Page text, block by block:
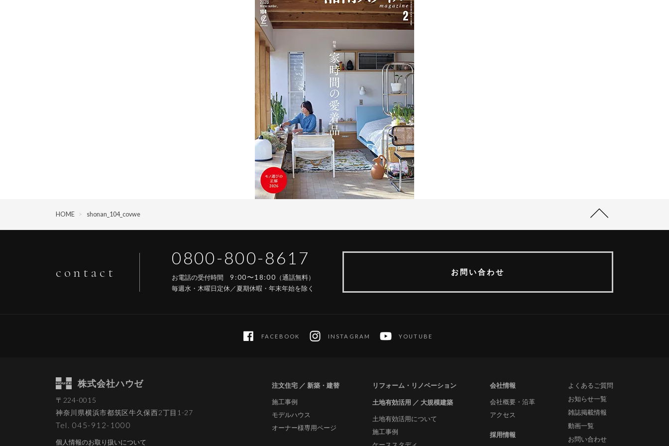
HOME > shonan_104_covwe
contact
0800-800-8617
お電話の受付時間9:00〜18:00 （通話無料）
毎週水・木曜日定休／夏期休暇・年末年始を除く
お問い合わせ
FACEBOOK INSTAGRAM YOUTUBE
株式会社ハウゼ
〒224-0015
神奈川県横浜市都筑区牛久保西2丁目1-27
Tel. 045-912-1000
個人情報のお取り扱いについて
注文住宅 ／ 新築・建替
施工事例
モデルハウス
オーナー様専用ページ
リフォーム・リノベーション
土地有効活用 ／ 大規模建築
土地有効活用について
施工事例
会社情報
会社概要・沿革
アクセス
採用情報
よくあるご質問
お知らせ一覧
雑誌掲載情報
動画一覧
お問い合わせ